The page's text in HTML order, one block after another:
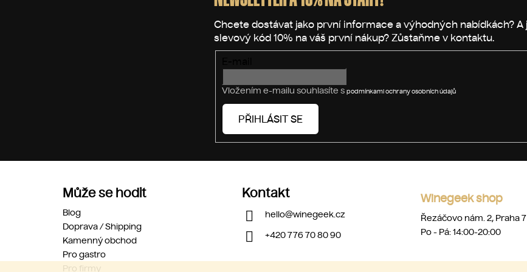
v
y
Vložením e-mailu souhlasíte s podmínkami ochrany osobních údajů
PŘIHLÁSIT SE
Může se hodit
Blog
Doprava / Shipping
Kamenný obchod
Pro gastro
Pro firmy
Kontakt
hello@winegeek.cz
+420 776 70 80 90
Winegeek shop
Řezáčovo nám. 2, Praha 7
Po - Pá: 14:00-20:00